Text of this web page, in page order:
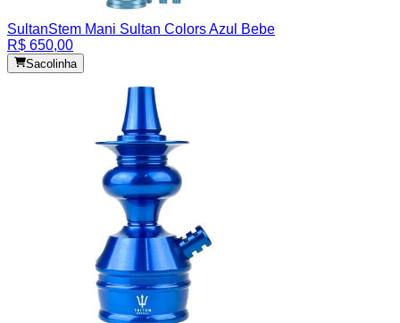
SultanStem Mani Sultan Colors Azul Bebe
R$ 650,00
Sacolinha